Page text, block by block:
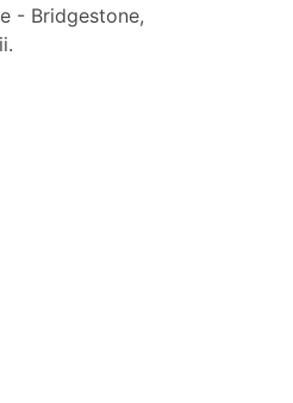
- Bridgestone,